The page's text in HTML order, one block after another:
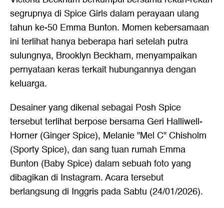
segrupnya di Spice Girls dalam perayaan ulang
tahun ke-50 Emma Bunton. Momen kebersamaan
ini terlihat hanya beberapa hari setelah putra
sulungnya, Brooklyn Beckham, menyampaikan
pernyataan keras terkait hubungannya dengan
keluarga.
Desainer yang dikenal sebagai Posh Spice
tersebut terlihat berpose bersama Geri Halliwell-
Horner (Ginger Spice), Melanie "Mel C" Chisholm
(Sporty Spice), dan sang tuan rumah Emma
Bunton (Baby Spice) dalam sebuah foto yang
dibagikan di Instagram. Acara tersebut
berlangsung di Inggris pada Sabtu (24/01/2026).